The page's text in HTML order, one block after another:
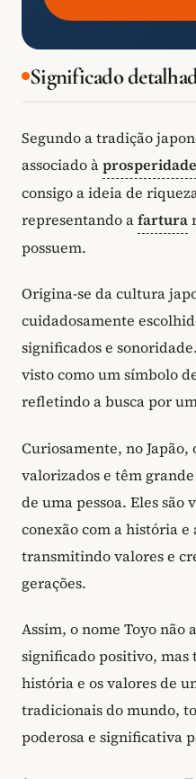
Significado
Segundo a tradição
associado àprosperidade
consigo a ideia de
representando afartura
possuem.
Origina-se da cultura
cuidadosamente
significados e
visto como um símbolo
refletindo a busca por
Curiosamente, no Japão,
valorizados e têm
de uma pessoa. Eles são
conexão com a história
transmitindo valores e
gerações.
Assim, o nome Toyo não
significado positivo, mas
história e os valores de
tradicionais do mundo,
poderosa e significativa